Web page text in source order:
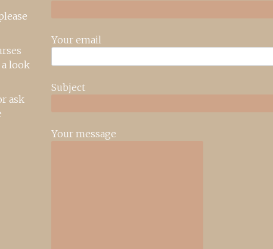
a look
ask
Your email
Subject
Your message